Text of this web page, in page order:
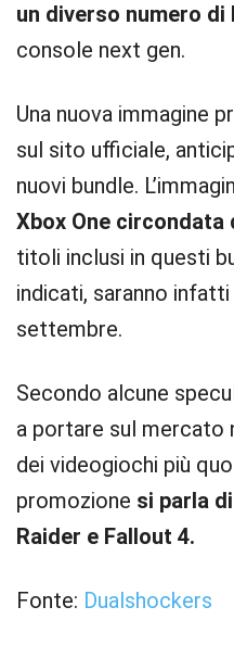
un diverso numero di
console next gen.
Una nuova immagine
sul sito ufficiale,
nuovi bundle.
Xbox One
titoli inclusi in questi
indicati, saranno
settembre.
Secondo alcune
a portare sul mercato
dei videogiochi più
promozione si parla
Raider e Fallout 4.
Fonte: Dualshockers